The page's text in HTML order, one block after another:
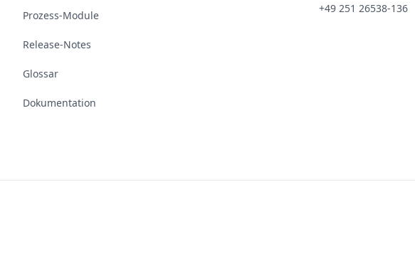
Prozess-Module
Release-Notes
Glossar
Dokumentation
+49 251 26538-136